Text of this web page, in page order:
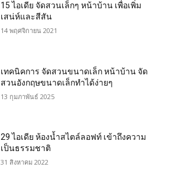
15 ไอเดีย จัดสวนเล็กๆ หน้าบ้าน เพื่อเพิ่ม
เสน่ห์และสีสัน
14 พฤศจิกายน 2021
เทคนิคการ จัดสวนขนาดเล็ก หน้าบ้าน จัด
สวนอังกฤษขนาดเล็กทำได้ง่ายๆ
13 กุมภาพันธ์ 2025
29 ไอเดีย ห้องน้ำสไตล์ลอฟท์ เข้าถึงความ
เป็นธรรมชาติ
31 สิงหาคม 2022